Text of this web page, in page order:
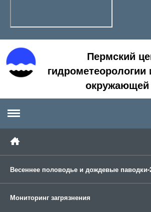
Пермский
гидрометеорологии
Весеннее половодье и дождевые паводки-
Мониторинг загрязнения